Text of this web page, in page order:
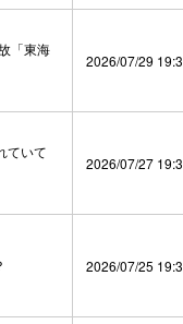
「東海
2026/07/29
ていて
2026/07/27
2026/07/25